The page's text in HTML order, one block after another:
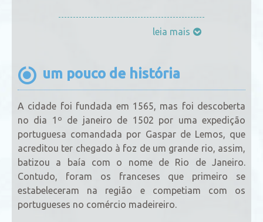
leia mais
um pouco de história
A cidade foi fundada em 1565, mas foi descoberta
no dia 1º de janeiro de 1502 por uma expedição
portuguesa comandada por Gaspar de Lemos, que
acreditou ter chegado à foz de um grande rio, assim,
batizou a baía com o nome de Rio de Janeiro.
Contudo, foram os franceses que primeiro se
estabeleceram na região e competiam com os
portugueses no comércio madeireiro.